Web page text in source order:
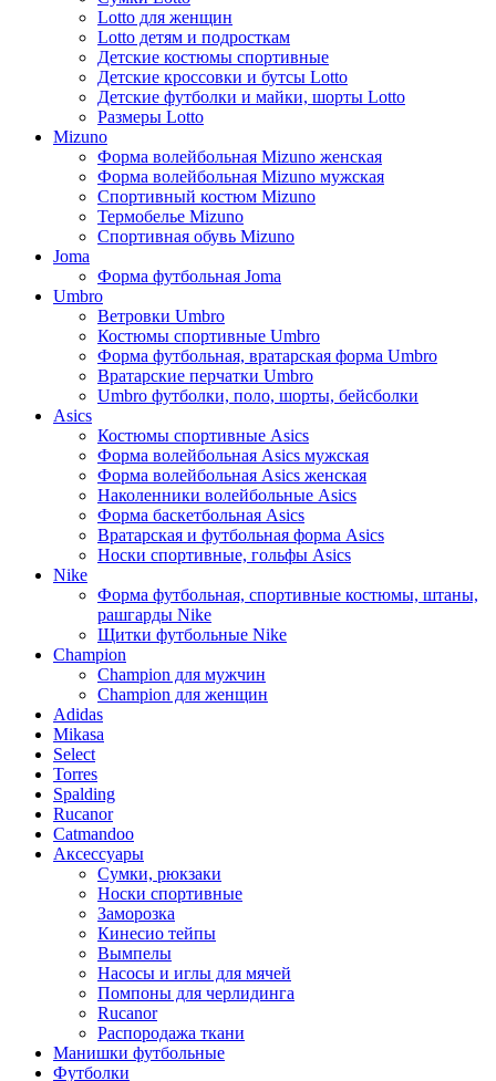
Lotto для женщин
Lotto детям и подросткам
Детские костюмы спортивные
Детские кроссовки и бутсы Lotto
Детские футболки и майки, шорты Lotto
Размеры Lotto
Mizuno
Форма волейбольная Mizuno женская
Форма волейбольная Mizuno мужская
Спортивный костюм Mizuno
Термобелье Mizuno
Спортивная обувь Mizuno
Joma
Форма футбольная Joma
Umbro
Ветровки Umbro
Костюмы спортивные Umbro
Форма футбольная, вратарская форма Umbro
Вратарские перчатки Umbro
Umbro футболки, поло, шорты, бейсболки
Asics
Костюмы спортивные Asics
Форма волейбольная Asics мужская
Форма волейбольная Asics женская
Наколенники волейбольные Asics
Форма баскетбольная Asics
Вратарская и футбольная форма Asics
Носки спортивные, гольфы Asics
Nike
Форма футбольная, спортивные костюмы, штаны,
рашгарды Nike
Щитки футбольные Nike
Champion
Champion для мужчин
Champion для женщин
Adidas
Mikasa
Select
Torres
Spalding
Rucanor
Catmandoo
Аксессуары
Сумки, рюкзаки
Носки спортивные
Заморозка
Кинесио тейпы
Вымпелы
Насосы и иглы для мячей
Помпоны для черлидинга
Rucanor
Распородажа ткани
Манишки футбольные
Футболки